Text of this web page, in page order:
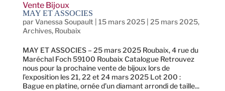
Vente Bijoux
MAY ET ASSOCIES
parVanessa Soupault 15 mars 2025| 25 mars 2025,
Archives, Roubaix
MAY ET ASSOCIES – 25 mars 2025 Roubaix, 4 rue du
Maréchal Foch 59100 Roubaix Catalogue Retrouvez
nous pour la prochaine vente de bijoux lors de
l’exposition les 21, 22 et 24 mars 2025 Lot 200 :
Bague en platine, ornée d’un diamant arrondi de taille...